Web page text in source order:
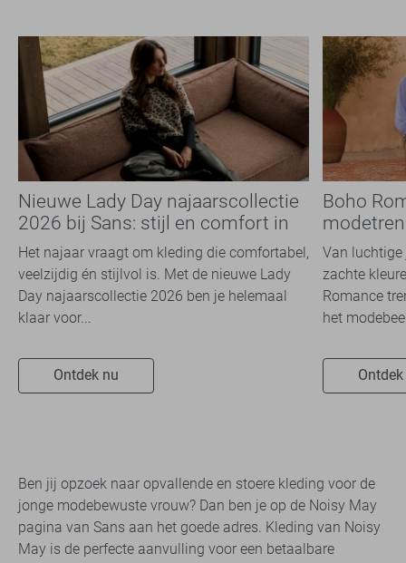
Nieuwe Lady Day najaarscollectie
2026 bij Sans: stijl en comfort in
travelkwaliteit
Het najaar vraagt om kleding die comfortabel,
veelzijdig én stijlvol is. Met de nieuwe Lady
Day najaarscollectie 2026 ben je helemaal
klaar voor...
Ontdek nu
Boho
overal
Van luchtige
zachte
Romance
het
Ben jij opzoek naar opvallende en stoere kleding voor de
jonge modebewuste vrouw? Dan ben je op de Noisy May
pagina van Sans aan het goede adres. Kleding van Noisy
May is de perfecte aanvulling voor een betaalbare